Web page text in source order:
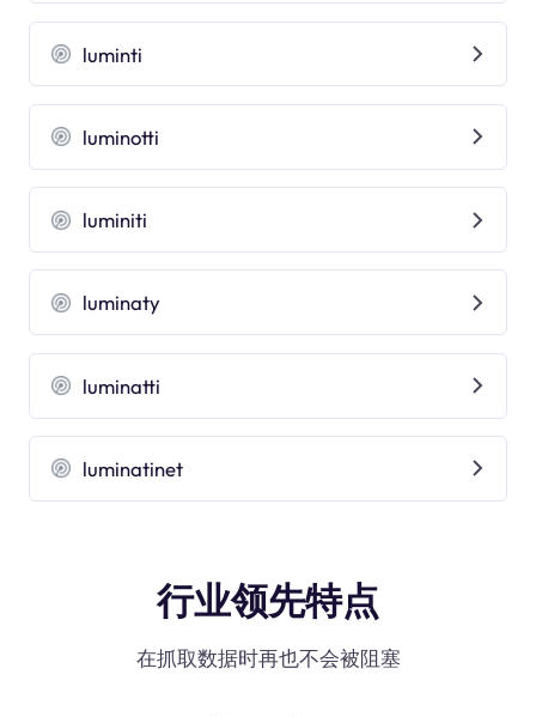
luminti
luminotti
luminiti
luminaty
luminatti
luminatinet
行业领先特点
在抓取数据时再也不会被阻塞